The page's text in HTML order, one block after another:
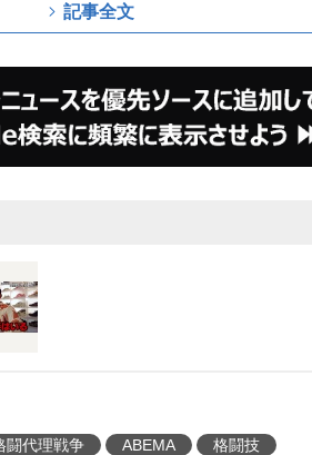
記事全文
闘代理戦争 ABEMA 格闘技